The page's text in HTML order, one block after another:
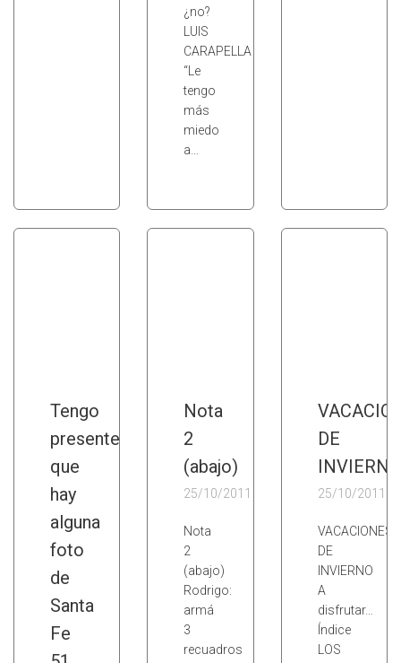
¿no?
LUIS
CARAPELLA
“Le
tengo
más
miedo
a…
Tengo
presente
que
hay
alguna
foto
de
Santa
Fe
Nota
2
(abajo)
25/10/2011
Nota
2
(abajo)
Rodrigo:
armá
3
recuadros
DE
INVIERNO
25/10/2011
VACACIONES
DE
INVIERNO
A
disfrutar…
Índice
LOS